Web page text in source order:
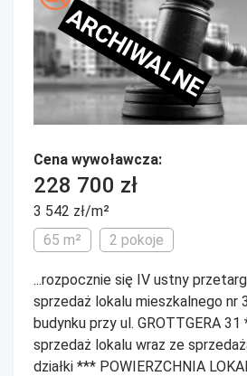
ARCHIWALNE
Cena wywoławcza:
228 700 zł
3 542 zł/m²
65 m²
2 pokoje
...rozpocznie się IV ustny
sprzedaż lokalu mieszkalnego nr
budynku przy ul. GROTTGERA 31
sprzedaż lokalu wraz ze
działki *** POWIERZCHNIA